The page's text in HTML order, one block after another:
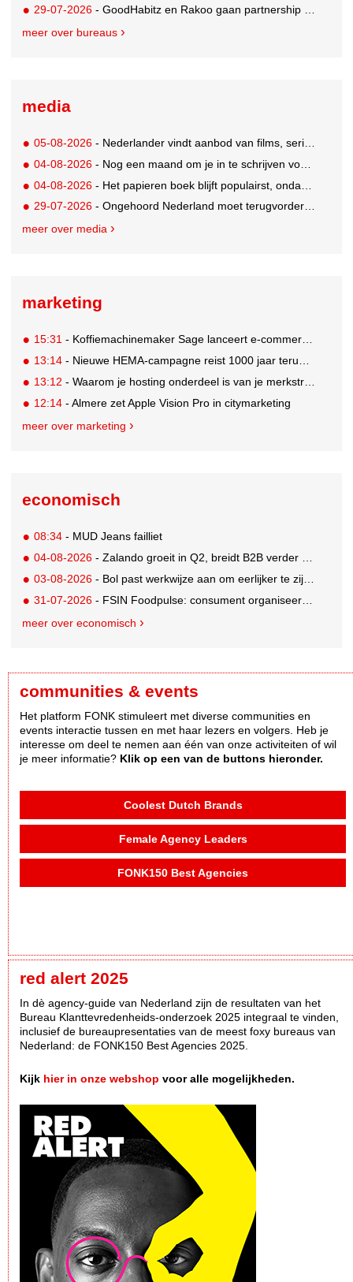
29-07-2026 - GoodHabitz en Rakoo gaan partnership aan voor geïntegreerde talentontwikkeling
meer over bureaus
media
05-08-2026 - Nederlander vindt aanbod van films, series en sport vaak versnipperd
04-08-2026 - Nog een maand om je in te schrijven voor de Mercurs 2026
04-08-2026 - Het papieren boek blijft populairst, ondanks digitale alternatieven
29-07-2026 - Ongehoord Nederland moet terugvordering betalen aan Commissariaat voor de Media
meer over media
marketing
15:31 - Koffiemachinemaker Sage lanceert e-commerceplatform voor koffieliefhebbers
13:14 - Nieuwe HEMA-campagne reist 1000 jaar terug in de tijd naar 'Hemastein'
13:12 - Waarom je hosting onderdeel is van je merkstrategie
12:14 - Almere zet Apple Vision Pro in citymarketing
meer over marketing
economisch
08:34 - MUD Jeans failliet
04-08-2026 - Zalando groeit in Q2, breidt B2B verder uit en innoveert met AI
03-08-2026 - Bol past werkwijze aan om eerlijker te zijn naar verkopers en consumenten
31-07-2026 - FSIN Foodpulse: consument organiseert eet- en koopgedrag bewuster
meer over economisch
communities & events
Het platform FONK stimuleert met diverse communities en
events interactie tussen en met haar lezers en volgers. Heb je
interesse om deel te nemen aan één van onze activiteiten of wil
je meer informatie? Klik op een van de buttons hieronder.
Coolest Dutch Brands
Female Agency Leaders
FONK150 Best Agencies
red alert 2025
In dè agency-guide van Nederland zijn de resultaten van het
Bureau Klanttevredenheids-onderzoek 2025 integraal te vinden,
inclusief de bureaupresentaties van de meest foxy bureaus van
Nederland: de FONK150 Best Agencies 2025.
Kijk hier in onze webshop voor alle mogelijkheden.